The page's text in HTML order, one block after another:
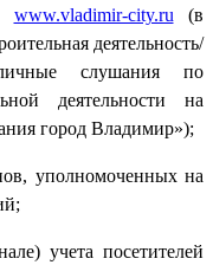
www.vladimir-city.ru (в
деятельность/
слушания по
деятельности на
город Владимир»);
уполномоченных на
учета посетителей